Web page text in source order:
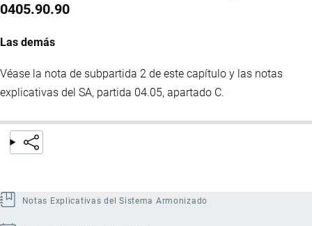
0405.90.90
Las demás
Véase la nota de subpartida 2 de este capítulo y las notas
explicativas del SA, partida 04.05, apartado C.
Notas Explicativas del Sistema Armonizado